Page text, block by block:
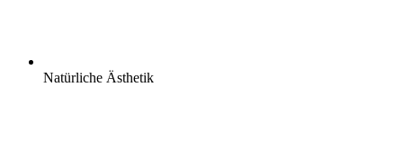
Natürliche Ästhetik